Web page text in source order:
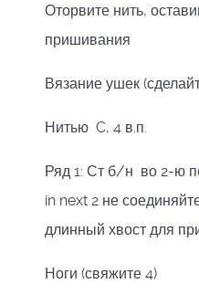
Оторвите нить,
пришивания
Вязание ушек
Нитью C, 4 в.п.
Ряд 1: Ст б/н во 2-ю
in next 2 не
длинный хвост для
Ноги (свяжите 4)